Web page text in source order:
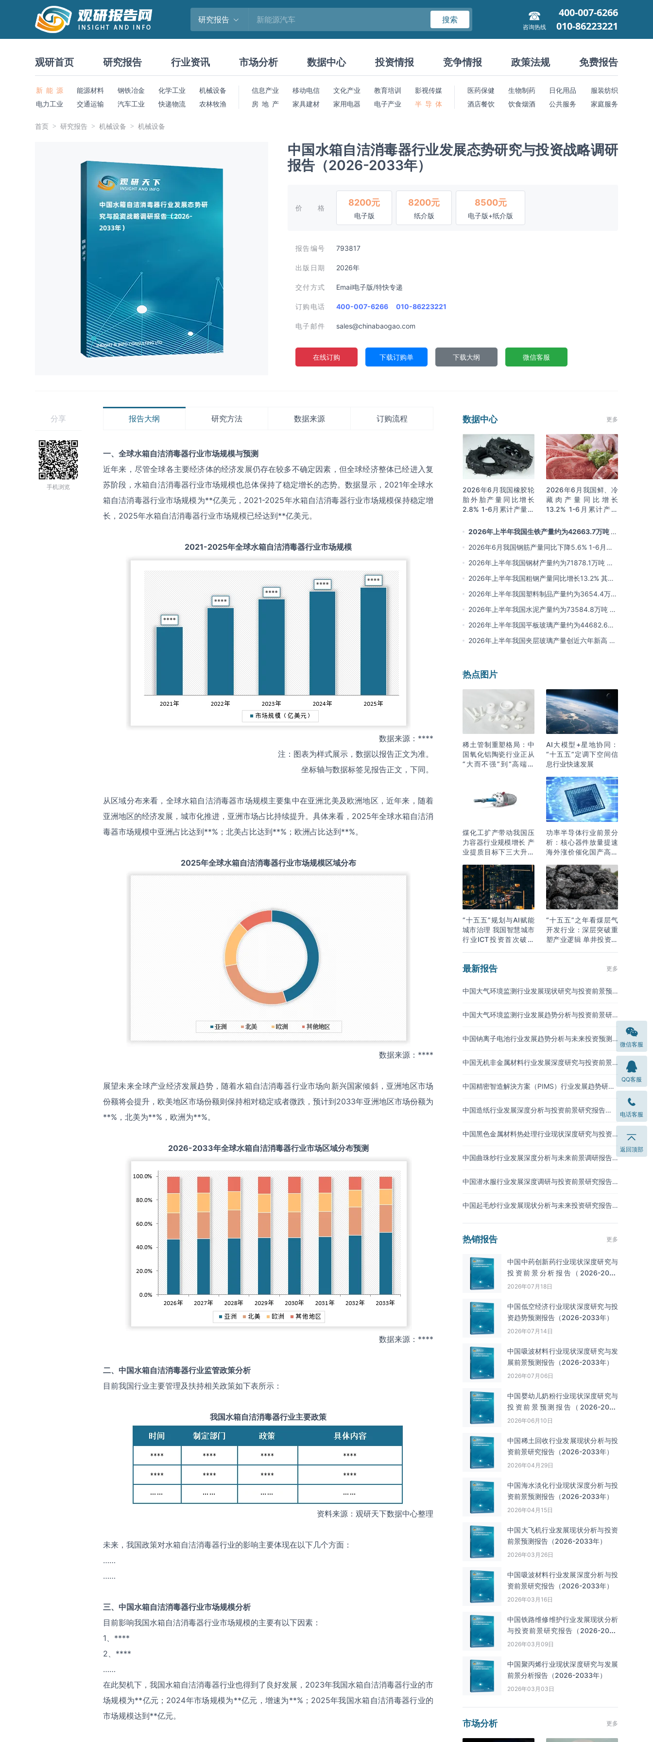
研究报告 搜索
咨询热线
400-007-6266
010-86223221
观研首页 研究报告 行业资讯 市场分析 数据中心 投资情报 竞争情报 政策法规 免费报告
新 能 源 能源材料 钢铁冶金 化学工业
机械设备
电力工业
交通运输 汽车工业 快递物流 农林牧渔
信息产业 移动电信 文化产业 教育培训
影视传媒
房 地 产
家具建材 家用电器 电子产业 半 导 体
医药保健 生物制药 日化用品
服装纺织
酒店餐饮
饮食烟酒 公共服务 家庭服务
首页 研究报告 机械设备 机械设备
中国水箱自洁消毒器行业发展态势研究与投资战略调研
报告（2026-2033年）
价格
8200元
电子版
8200元
纸介版
8500元
电子版+纸介版
报告编号 793817
出版日期 2026年
交付方式 Email电子版/特快专递
订购电话 400-007-6266 010-86223221
电子邮件 sales@chinabaogao.com
在线订购 下载订购单 下载大纲 微信客服
分享
手机浏览
报告大纲 研究方法 数据来源 订购流程
一、全球水箱自洁消毒器行业市场规模与预测
近年来，尽管全球各主要经济体的经济发展仍存在较多不确定因素，但全球经济整体已经进入复
苏阶段，水箱自洁消毒器行业市场规模也总体保持了稳定增长的态势。数据显示，2021年全球水
箱自洁消毒器行业市场规模为**亿美元，2021-2025年水箱自洁消毒器行业市场规模保持稳定增
长，2025年水箱自洁消毒器行业市场规模已经达到**亿美元。
2021-2025年全球水箱自洁消毒器行业市场规模
数据来源：****
注：图表为样式展示，数据以报告正文为准。
坐标轴与数据标签见报告正文，下同。
从区域分布来看，全球水箱自洁消毒器市场规模主要集中在亚洲北美及欧洲地区，近年来，随着
亚洲地区的经济发展，城市化推进，亚洲市场占比持续提升。具体来看，2025年全球水箱自洁消
毒器市场规模中亚洲占比达到**%；北美占比达到**%；欧洲占比达到**%。
2025年全球水箱自洁消毒器行业市场规模区域分布
数据来源：****
展望未来全球产业经济发展趋势，随着水箱自洁消毒器行业市场向新兴国家倾斜，亚洲地区市场
份额将会提升，欧美地区市场份额则保持相对稳定或者微跌，预计到2033年亚洲地区市场份额为
**%，北美为**%，欧洲为**%。
2026-2033年全球水箱自洁消毒器行业市场区域分布预测
数据来源：****
二、中国水箱自洁消毒器行业监管政策分析
目前我国行业主要管理及扶持相关政策如下表所示：
我国水箱自洁消毒器行业主要政策
资料来源：观研天下数据中心整理
未来，我国政策对水箱自洁消毒器行业的影响主要体现在以下几个方面：
……
……
三、中国水箱自洁消毒器行业市场规模分析
目前影响我国水箱自洁消毒器行业市场规模的主要有以下因素：
1、****
2、****
……
在此契机下，我国水箱自洁消毒器行业也得到了良好发展，2023年我国水箱自洁消毒器行业的市
场规模为**亿元；2024年市场规模为**亿元，增速为**%；2025年我国水箱自洁消毒器行业的
市场规模达到**亿元。
数据中心 更多
2026年6月我国橡胶轮
胎外胎产量同比增长
2.8% 1-6月累计产量同
2026年6月我国鲜、冷
藏肉产量同比增长
13.2% 1-6月累计产量
2026年上半年我国生铁产量约为42663.7万吨 同
比下降2.8% 其中河北产量占比22.7%排名第一
2026年6月我国钢筋产量同比下降5.6% 1-6月累
计产量同比下降10.7%
2026年上半年我国钢材产量约为71878.1万吨 同
比下降0.9% 其中河北以超亿吨产量排名第一
2026年上半年我国粗钢产量同比增长13.2% 其中
河北产量占比21.5%位居首位
2026年上半年我国塑料制品产量约为3654.4万吨
其中江苏、浙江产量分别占比18.9%、16.0%
2026年上半年我国水泥产量约为73584.8万吨 同
比下降8% 其中广东、浙江和安徽分别排名前三
2026年上半年我国平板玻璃产量约为44682.6万
重量箱 同比下降5.7% 其中河北产量最多 占比
2026年上半年我国夹层玻璃产量创近六年新高 约
热点图片
稀土管制重塑格局：中
国氧化铝陶瓷行业正从
“大而不强”到“高端突
AI大模型+星地协同：
“十五五”定调下空间信
息行业快速发展
煤化工扩产带动我国压
力容器行业规模增长 产
业提质目标下三大升级
功率半导体行业前景分
析：核心器件放量提速
海外涨价催化国产高端
“十五五”规划与AI赋能
城市治理 我国智慧城市
行业ICT投资首次破万
“十五五”之年看煤层气
开发行业：深层突破重
塑产业逻辑 单井投资成
最新报告 更多
中国大气环境监测行业发展现状研究与投资前景预
中国大气环境监测行业发展趋势分析与投资前景研
中国钠离子电池行业发展趋势分析与未来投资预测
中国无机非金属材料行业发展深度研究与投资前景
中国精密智造解決方案（PIMS）行业发展趋势研究
中国造纸行业发展深度分析与投资前景研究报告
中国黑色金属材料热处理行业现状深度研究与投资
中国曲珠纱行业发展深度分析与未来前景调研报告
中国潜水服行业发展深度调研与投资前景研究报告
中国起毛纱行业发展现状分析与未来投资研究报告
热销报告 更多
中国中药创新药行业现状深度研究与
投资前景分析报告（2026-2033
年）
2026年07月18日
中国低空经济行业现状深度研究与投
资趋势预测报告（2026-2033年）
2026年07月14日
中国吸波材料‌‌‌行业现状深度研究与发
展前景预测报告（2026-2033年）
2026年07月06日
中国婴幼儿奶粉行业现状深度研究与
投资前景预测报告（2026-2033
年）
2026年06月10日
中国‌‌稀土回收‌‌行业发展现状分析与投
资前景研究报告（2026-2033年）
2026年04月29日
中国海水淡化行业现状深度分析与投
资前景预测报告（2026-2033年）
2026年04月15日
中国大飞机行业发展现状分析与投资
前景预测报告（2026-2033年）
2026年03月26日
中国吸波材料行业发展深度分析与投
资前景研究报告（2026-2033年）
2026年03月16日
中国铁路维修维护行业发展现状分析
与投资前景研究报告（2026-2033
年）
2026年03月09日
中国聚丙烯行业现状深度研究与发展
前景分析报告（2026-2033年）
2026年03月03日
市场分析 更多
微信客服
QQ客服
电话客服
返回顶部